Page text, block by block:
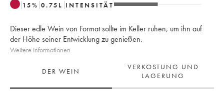
15% 0.75 L INTENSITÄT
Dieser edle Wein von Format sollte im Keller ruhen, um ihn auf
der Höhe seiner Entwicklung zu genießen.
Weitere Informationen
DER WEIN
VERKOSTUNG UND
LAGERUNG